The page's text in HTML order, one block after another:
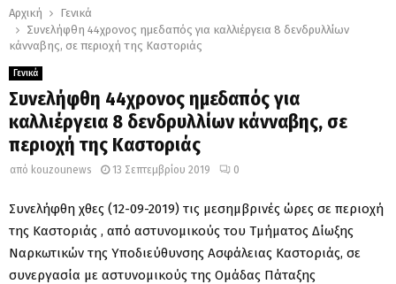
Αρχική
Γενικά
Συνελήφθη 44χρονος ημεδαπός για καλλιέργεια 8 δενδρυλλίων
κάνναβης, σε περιοχή της Καστοριάς
Γενικά
Συνελήφθη 44χρονος ημεδαπός για
καλλιέργεια 8 δενδρυλλίων κάνναβης, σε
περιοχή της Καστοριάς
από kouzounews 13 Σεπτεμβρίου 2019 0
Συνελήφθη χθες (12-09-2019) τις μεσημβρινές ώρες σε περιοχή
της Καστοριάς , από αστυνομικούς του Τμήματος Δίωξης
Ναρκωτικών της Υποδιεύθυνσης Ασφάλειας Καστοριάς, σε
συνεργασία με αστυνομικούς της Ομάδας Πάταξης